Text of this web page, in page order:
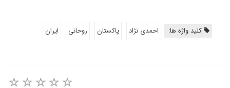
کلید واژه ها: احمدی نژاد پاکستان روحانی ایران